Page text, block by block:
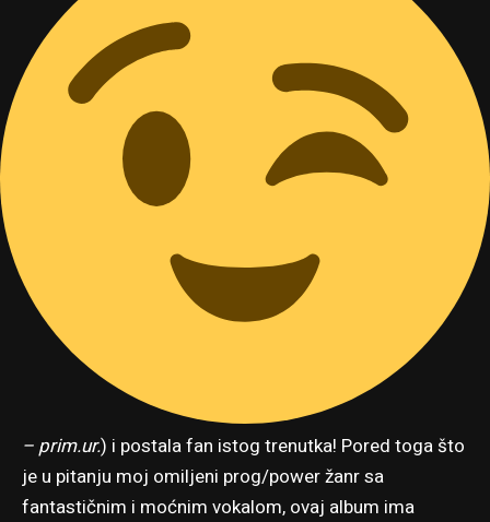
– prim.ur.) i postala fan istog trenutka! Pored toga što
je u pitanju moj omiljeni prog/power žanr sa
fantastičnim i moćnim vokalom, ovaj album ima